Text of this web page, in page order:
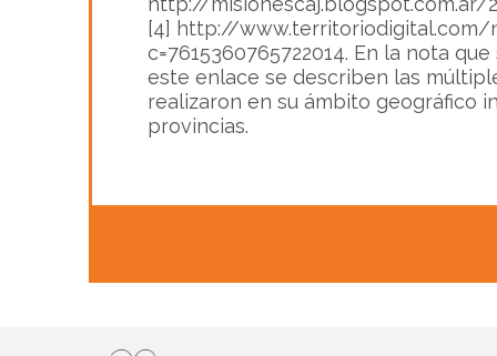
[4] http://www.territoriodigital.com/
c=7615360765722014. En la nota
este enlace se describen las
realizaron en su ámbito geográfico
provincias.